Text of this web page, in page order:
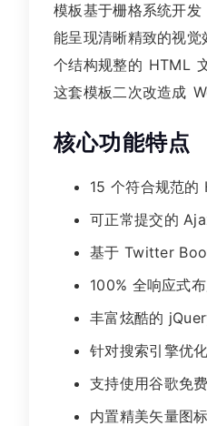
模板基于栅格系统开
能呈现清晰精致的视
个结构规整的 HTML
这套模板二次改造成
核心功能特点
15 个符合规范的
可正常提交的
基于 Twitter
100% 全响应式
丰富炫酷的
针对搜索引擎优化
支持使用谷歌免
内置精美矢量图